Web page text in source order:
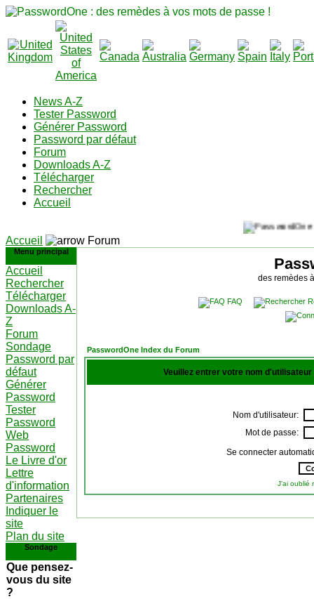
News A-Z
Tester Password
Générer Password
Password par défaut
Forum
Downloads A-Z
Télécharger
Rechercher
Accueil
Accueil Forum
Menu principal
Accueil
Rechercher
Télécharger
Downloads A-
Z
Forum
Sondage
Password par
défaut
Générer
Password
Tester
Password
Web
Password
Le Livre d'or
Lettre
d'information
Partenaires
Indiquer le
site
Plan du site
Sondage
Que pensez-
vous du site
?
des remèdes
FAQ
PasswordOne Index du Forum
Veuillez entrer votre nom
Nom d'utilisateur:
Mot de passe:
Se connecter
J'ai oublié